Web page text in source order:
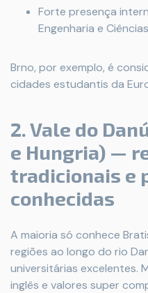
Forte presença
Engenharia e Ciências
Brno, por exemplo, é
cidades estudantis da
2. Vale do
e Hungria) —
tradicionais e
conhecidas
A maioria só conhece
regiões ao longo do rio
universitárias excelentes.
inglês e valores super